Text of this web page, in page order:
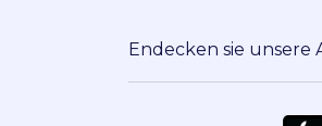
Endecken sie unsere